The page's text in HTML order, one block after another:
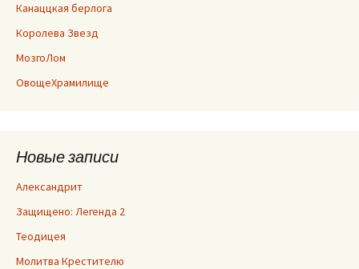
Канаццкая берлога
Королева Звезд
МозгоЛом
ОвощеХрамилище
Новые записи
Александрит
Защищено: Легенда 2
Теодицея
Молитва Крестителю